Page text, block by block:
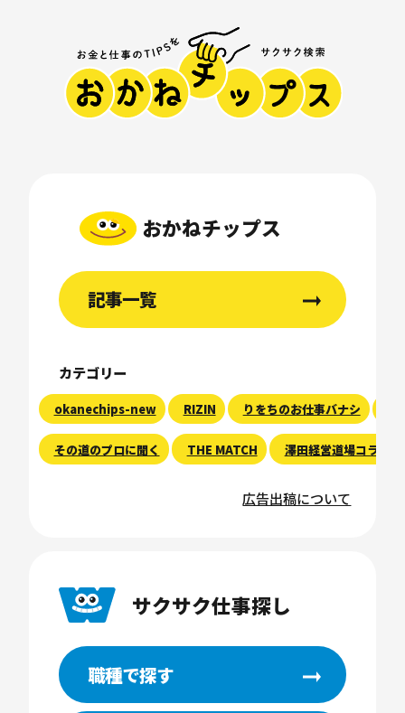
おかねチップス
記事一覧
カテゴリー
okanechips-new RIZIN りをちのお仕事バナシ
その道のプロに聞く THE MATCH 澤田経営道場コラム
広告出稿について
サクサク仕事探し
職種で探す